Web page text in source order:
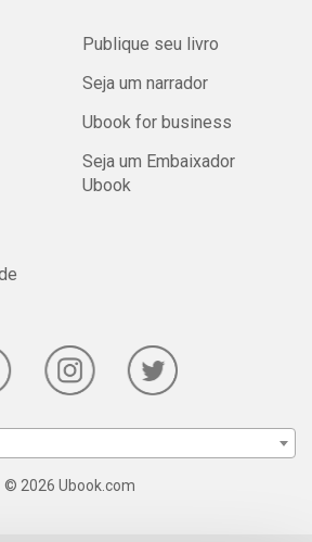
Publique seu livro
Seja um narrador
Ubook for business
Seja um Embaixador
Ubook
© 2026 Ubook.com